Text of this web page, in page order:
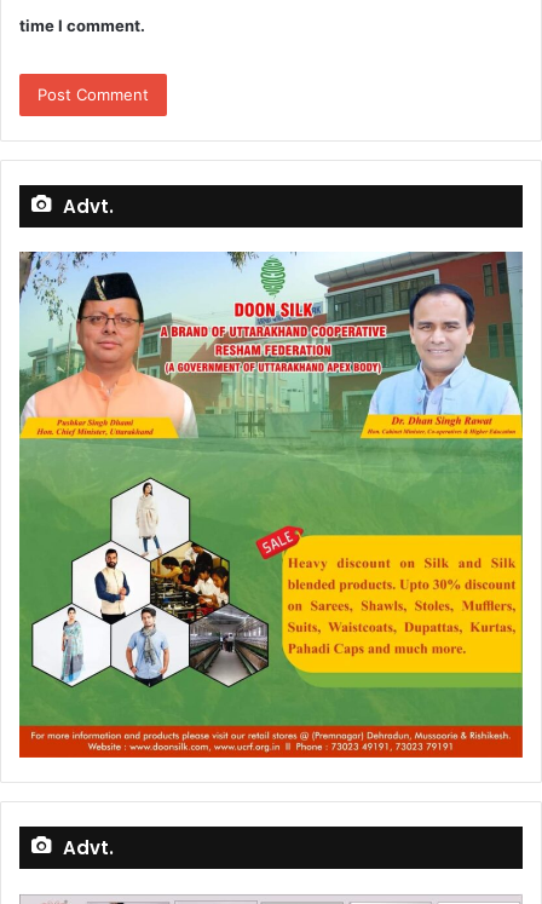
time I comment.
Advt.
Advt.